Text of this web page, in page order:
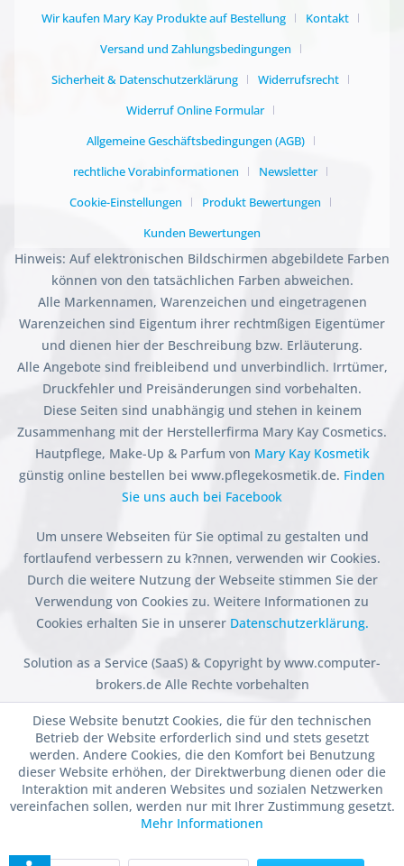
Wir kaufen Mary Kay Produkte auf Bestellung
Kontakt
Versand und Zahlungsbedingungen
Sicherheit & Datenschutzerklärung
Widerrufsrecht
Widerruf Online Formular
Allgemeine Geschäftsbedingungen (AGB)
rechtliche Vorabinformationen
Newsletter
Cookie-Einstellungen
Produkt Bewertungen
Kunden Bewertungen
Hinweis: Auf elektronischen Bildschirmen abgebildete Farben
können von den tatsächlichen Farben abweichen.
Alle Markennamen, Warenzeichen und eingetragenen
Warenzeichen sind Eigentum ihrer rechtmßigen Eigentümer
und dienen hier der Beschreibung bzw. Erläuterung.
Alle Angebote sind freibleibend und unverbindlich. Irrtümer,
Druckfehler und Preisänderungen sind vorbehalten.
Diese Seiten sind unabhängig und stehen in keinem
Zusammenhang mit der Herstellerfirma Mary Kay Cosmetics.
Hautpflege, Make-Up & Parfum von Mary Kay Kosmetik
günstig online bestellen bei www.pflegekosmetik.de. Finden
Sie uns auch bei Facebook
Um unsere Webseiten für Sie optimal zu gestalten und
fortlaufend verbessern zu k?nnen, verwenden wir Cookies.
Durch die weitere Nutzung der Webseite stimmen Sie der
Verwendung von Cookies zu. Weitere Informationen zu
Cookies erhalten Sie in unserer Datenschutzerklärung.
Solution as a Service (SaaS) & Copyright by www.computer-
brokers.de Alle Rechte vorbehalten
Diese Website benutzt Cookies, die für den technischen
Betrieb der Website erforderlich sind und stets gesetzt
werden. Andere Cookies, die den Komfort bei Benutzung
dieser Website erhöhen, der Direktwerbung dienen oder die
Interaktion mit anderen Websites und sozialen Netzwerken
vereinfachen sollen, werden nur mit Ihrer Zustimmung gesetzt.
Mehr Informationen